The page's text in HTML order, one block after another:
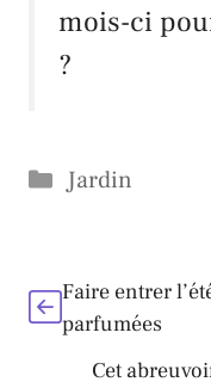
mois-ci
?
Catégories
Jardin
Faire entrer
parfumées
Cet